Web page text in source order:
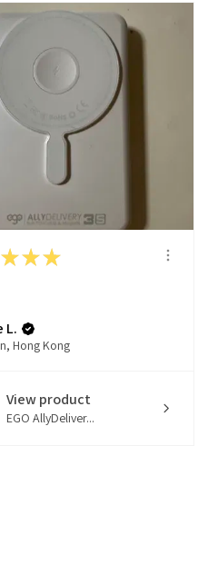
★★★
L.
Hong Kong
View product
EGO AllyDeliver...